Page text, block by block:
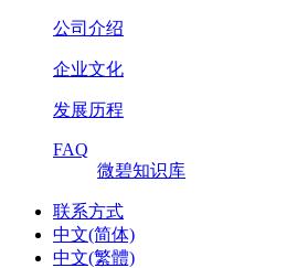
公司介绍
企业文化
发展历程
FAQ
微碧知识库
联系方式
中文(简体)
中文(繁體)